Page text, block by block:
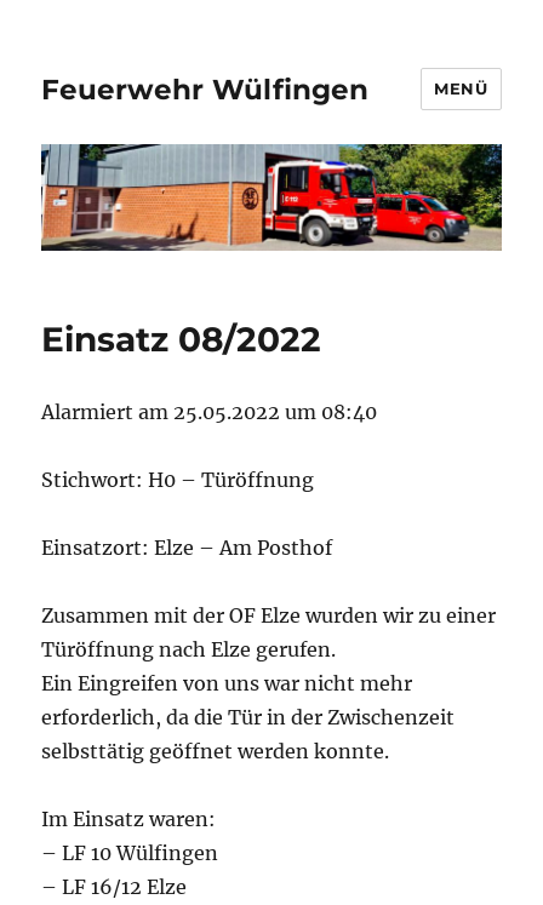
Feuerwehr Wülfingen MENÜ
Einsatz 08/2022
Alarmiert am 25.05.2022 um 08:40
Stichwort: H0 – Türöffnung
Einsatzort: Elze – Am Posthof
Zusammen mit der OF Elze wurden wir zu einer
Türöffnung nach Elze gerufen.
Ein Eingreifen von uns war nicht mehr
erforderlich, da die Tür in der Zwischenzeit
selbsttätig geöffnet werden konnte.
Im Einsatz waren:
– LF 10 Wülfingen
– LF 16/12 Elze